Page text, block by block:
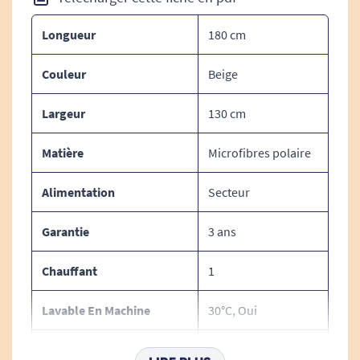
BSS (système de sécurité Beurer).
Interrupteur amovible
Lavable en machine à 30 °C
100 watts
Alimentation secteur.
Poids :
Poids : 500 g
Voir toutes les couvertures et surmatelas
chauffants.
Voir tous les produits pour m'aider à apaiser les
douleurs.
Voir tous les produits pour me réchauffer.
Longueur 180 cm
Couleur Beige
Largeur 130 cm
Matière Microfibres polaire
Alimentation Secteur
Garantie 3 ans
Chauffant 1
Lavable En Machine 30°C, Oui
100 W